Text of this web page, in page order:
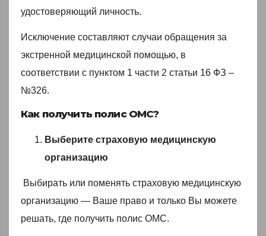
удостоверяющий личность.
Исключение составляют случаи обращения за
экстренной медицинской помощью, в
соответствии с пунктом 1 части 2 статьи 16 ФЗ –
№326.
Как получить полис ОМС?
Выберите страховую медицинскую
организацию
Выбирать или поменять страховую медицинскую
организацию — Ваше право и только Вы можете
решать, где получить полис ОМС.